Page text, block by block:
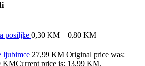
posiljke 0,30 KM – 0,80 KM
ljubimce 27,99KM Original price was:
KMCurrent price is: 13,99 KM.